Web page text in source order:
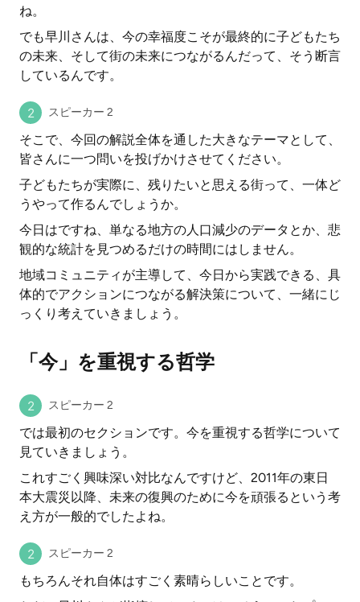
ね。
でも早川さんは、今の幸福度こそが最終的に子どもたち
の未来、そして街の未来につながるんだって、そう断言
しているんです。
スピーカー 2
そこで、今回の解説全体を通した大きなテーマとして、
皆さんに一つ問いを投げかけさせてください。
子どもたちが実際に、残りたいと思える街って、一体ど
うやって作るんでしょうか。
今日はですね、単なる地方の人口減少のデータとか、悲
観的な統計を見つめるだけの時間にはしません。
地域コミュニティが主導して、今日から実践できる、具
体的でアクションにつながる解決策について、一緒にじ
っくり考えていきましょう。
「今」を重視する哲学
スピーカー 2
では最初のセクションです。今を重視する哲学について
見ていきましょう。
これすごく興味深い対比なんですけど、2011年の東日
本大震災以降、未来の復興のために今を頑張るという考
え方が一般的でしたよね。
スピーカー 2
もちろんそれ自体はすごく素晴らしいことです。